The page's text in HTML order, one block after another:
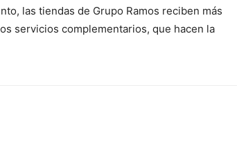
las tiendas de Grupo Ramos reciben más
servicios complementarios, que hacen la